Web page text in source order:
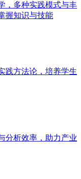
，多种实践模式与丰
握知识与技能
践方法论，培养学生
分析效率，助力产业